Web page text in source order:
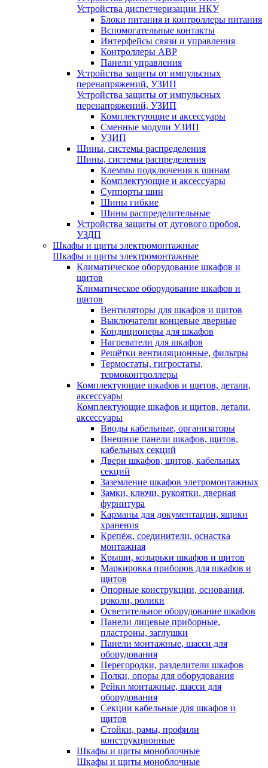
Устройства диспетчеризации НКУ
Блоки питания и контроллеры питания
Вспомогательные контакты
Интерфейсы связи и управления
Контроллеры АВР
Панели управления
Устройства защиты от импульсных
перенапряжений, УЗИП
Устройства защиты от импульсных
перенапряжений, УЗИП
Комплектующие и аксессуары
Сменные модули УЗИП
УЗИП
Шины, системы распределения
Шины, системы распределения
Клеммы подключения к шинам
Комплектующие и аксессуары
Суппорты шин
Шины гибкие
Шины распределительные
Устройства защиты от дугового пробоя,
УЗДП
Шкафы и щиты электромонтажные
Шкафы и щиты электромонтажные
Климатическое оборудование шкафов и
щитов
Климатическое оборудование шкафов и
щитов
Вентиляторы для шкафов и щитов
Выключатели концевые дверные
Кондиционеры для шкафов
Нагреватели для шкафов
Решётки вентиляционные, фильтры
Термостаты, гигростаты,
термоконтроллеры
Комплектующие шкафов и щитов, детали,
аксессуары
Комплектующие шкафов и щитов, детали,
аксессуары
Вводы кабельные, организаторы
Внешние панели шкафов, щитов,
кабельных секций
Двери шкафов, щитов, кабельных
секций
Заземление шкафов элетромонтажных
Замки, ключи, рукоятки, дверная
фурнитура
Карманы для документации, ящики
хранения
Крепёж, соединители, оснастка
монтажная
Крыши, козырьки шкафов и щитов
Маркировка приборов для шкафов и
щитов
Опорные конструкции, основания,
цоколи, ролики
Осветительное оборудование шкафов
Панели лицевые приборные,
пластроны, заглушки
Панели монтажные, шасси для
оборудования
Перегородки, разделители шкафов
Полки, опоры для оборудования
Рейки монтажные, шасси для
оборудования
Секции кабельные для шкафов и
щитов
Стойки, рамы, профили
конструкционные
Шкафы и щиты моноблочные
Шкафы и щиты моноблочные